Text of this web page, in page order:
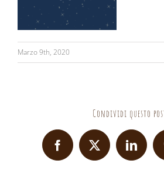
Marzo 9th, 2020
Condividi questo
Facebook
X